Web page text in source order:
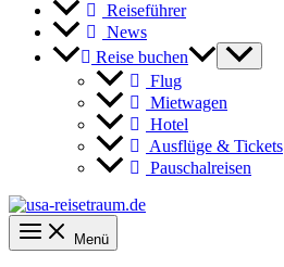
Reiseführer
News
Reise buchen
Flug
Mietwagen
Hotel
Ausflüge & Tickets
Pauschalreisen
Menü